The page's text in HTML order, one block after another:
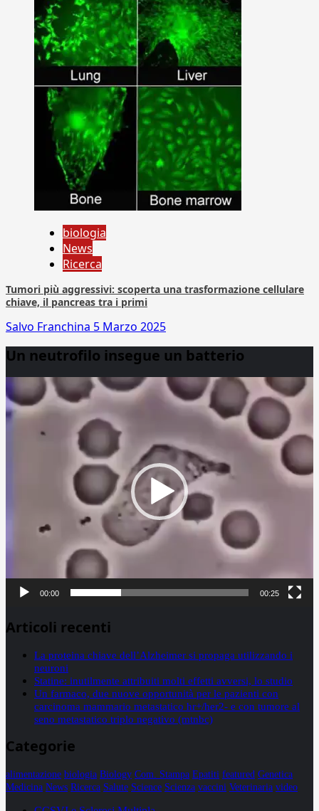
biologia
News
Ricerca
Tumori più aggressivi: scoperta una trasformazione cellulare
chiave, il pancreas tra i primi
Salvo Franchina 5 Marzo 2025
Un neutrofilo insegue un batterio
Player
00:00 00:25
Articoli recenti
La proteina chiave dell’Alzheimer si propaga utilizzando i
neuroni
Statine: inutilmente attribuiti molti effetti avversi, lo studio
Un farmaco, due nuove opportunità per le pazienti con
carcinoma mammario metastatico hr+/her2- e con tumore al
seno metastatico triplo negativo (mtnbc)
Categorie
alimentazione biologia Biology Com. Stampa Epatiti featured Genetica
Medicina News Ricerca Salute Science Scienza vaccini Veterinaria video